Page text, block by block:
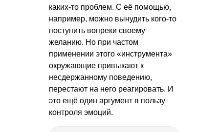
каких-то проблем. С её помощью,
например, можно вынудить кого-то
поступить вопреки своему
желанию. Но при частом
применении этого «инструмента»
окружающие привыкают к
несдержанному поведению,
перестают на него реагировать. И
это ещё один аргумент в пользу
контроля эмоций.